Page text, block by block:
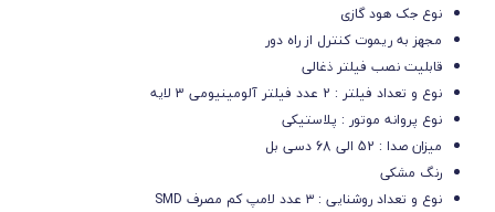
نوع جک هود گازی
مجهز به ریموت کنترل از راه دور
قابلیت نصب فیلتر ذغالی
نوع و تعداد فیلتر : 2 عدد فیلتر آلومینیومی 3 لایه
نوع پروانه موتور : پلاستیکی
میزان صدا : 52 الی 68 دسی بل
رنگ مشکی
نوع و تعداد روشنایی : ۳ عدد لامپ کم مصرف SMD